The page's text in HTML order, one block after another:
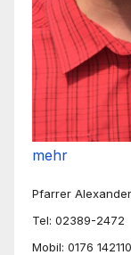
mehr
Pfarrer
Tel: 02389-2472
Mobil: 0176